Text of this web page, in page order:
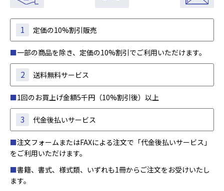
1 定価の10%割引販売
■一部の商品を除き、定価の10%割引でご利用いただけます。
2 送料無料サービス
■1回のお買上げ金額5千円（10%割引後）以上
3 代金後払いサービス
■注文フォームまたはFAXによる注文で「代金後払いサービス」
をご利用いただけます。
■書籍、書式、様式類、いずれも1冊からご注文をお受けいたし
ます。